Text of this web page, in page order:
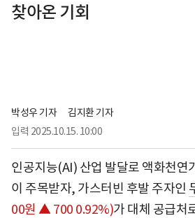
찾아온 기회
박성우 기자
김지환 기자
입력 2025.10.15. 10:00
인공지능(AI) 산업 발달로 액화천연
이 주목받자, 가스터빈 후발 주자인
00원 ▲ 700 0.92%)가 대체 공급처